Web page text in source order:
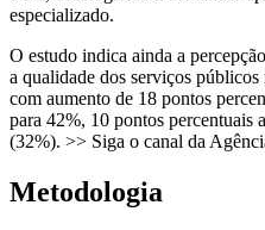
especializado.
O estudo indica ainda a
a qualidade dos serviços
com aumento de 18 pontos
para 42%, 10 pontos percentuais
(32%). >> Siga o canal da
Metodologia